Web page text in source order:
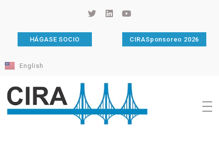
HÁGASE SOCIO CIRASponsoreo 2026
English